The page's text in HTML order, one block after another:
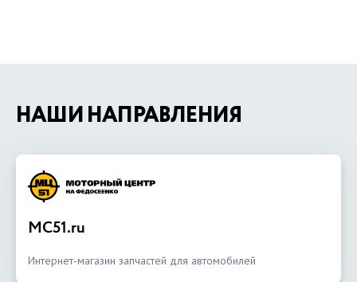
НАШИ НАПРАВЛЕНИЯ
MC51.ru
Интернет-магазин запчастей для автомобилей